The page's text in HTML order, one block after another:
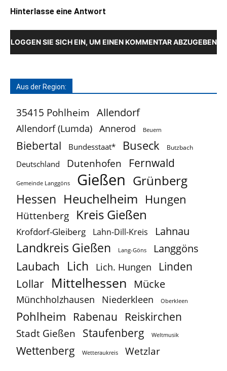
Hinterlasse eine Antwort
LOGGEN SIE SICH EIN, UM EINEN KOMMENTAR ABZUGEBEN
Aus der Region:
35415 Pohlheim Allendorf
Allendorf (Lumda) Annerod Beuern
Biebertal Bundesstaat* Buseck Butzbach
Deutschland Dutenhofen Fernwald
Gemeinde Langgöns Gießen Grünberg
Hessen Heuchelheim Hungen
Hüttenberg Kreis Gießen
Krofdorf-Gleiberg Lahn-Dill-Kreis Lahnau
Landkreis Gießen Lang-Göns Langgöns
Laubach Lich Lich. Hungen Linden
Lollar Mittelhessen Mücke
Münchholzhausen Niederkleen Oberkleen
Pohlheim Rabenau Reiskirchen
Stadt Gießen Staufenberg Weltmusik
Wettenberg Wetteraukreis Wetzlar